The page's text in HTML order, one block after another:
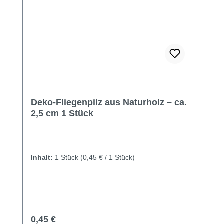
Deko-Fliegenpilz aus Naturholz – ca.
2,5 cm 1 Stück
Inhalt: 1 Stück (0,45 € / 1 Stück)
Regulärer Preis:
0,45 €